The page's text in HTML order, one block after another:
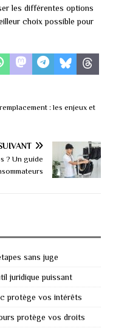
les différentes options
choix possible pour
: les enjeux et
? Un guide
sans juge
juridique puissant
protège vos intérêts
protège vos droits